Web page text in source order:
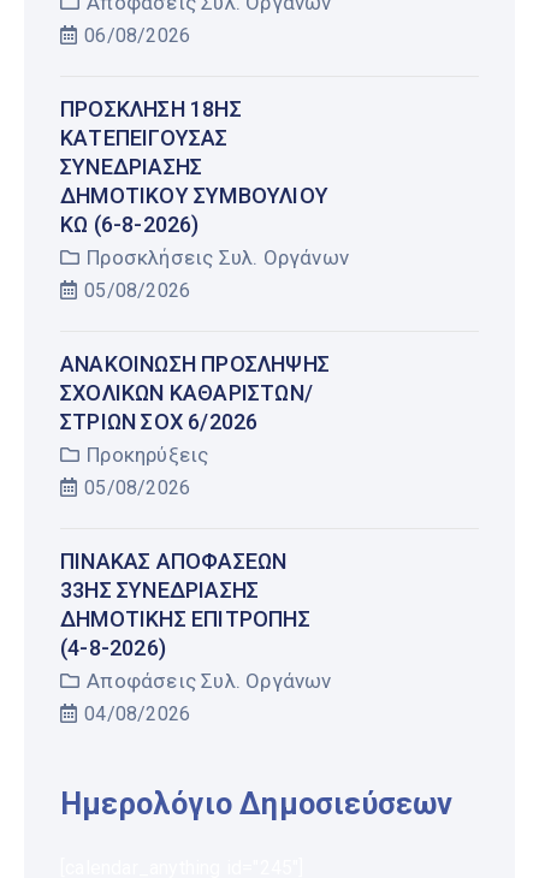
06/08/2026
ΠΡΌΣΚΛΗΣΗ 18ΗΣ
ΚΑΤΕΠΕΊΓΟΥΣΑΣ
ΣΥΝΕΔΡΊΑΣΗΣ
ΔΗΜΟΤΙΚΟΎ ΣΥΜΒΟΥΛΊΟΥ
ΚΩ (6-8-2026)
Προσκλήσεις Συλ. Οργάνων
05/08/2026
AΝΑΚΟΙΝΩΣΗ ΠΡΟΣΛΗΨΗΣ
ΣΧΟΛΙΚΩΝ ΚΑΘΑΡΙΣΤΩΝ/
ΣΤΡΙΩΝ ΣΟΧ 6/2026
Προκηρύξεις
05/08/2026
ΠΊΝΑΚΑΣ ΑΠΟΦΆΣΕΩΝ
33ΗΣ ΣΥΝΕΔΡΊΑΣΗΣ
ΔΗΜΟΤΙΚΉΣ ΕΠΙΤΡΟΠΉΣ
(4-8-2026)
Αποφάσεις Συλ. Οργάνων
04/08/2026
Ημερολόγιο Δημοσιεύσεων